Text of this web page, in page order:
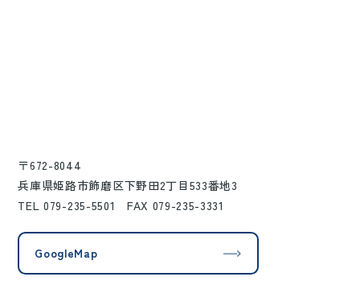
〒672-8044
兵庫県姫路市飾磨区下野田2丁目533番地3
TEL 079-235-5501 FAX 079-235-3331
GoogleMap